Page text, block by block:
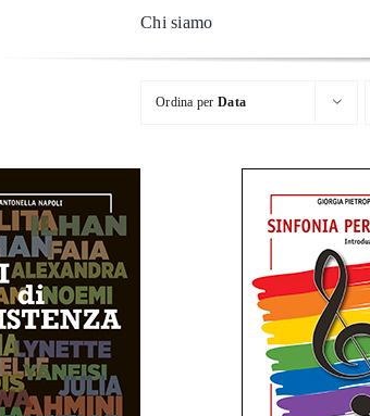
Chi siamo
Ordina per Data